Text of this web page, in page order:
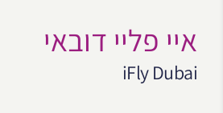
איי פליי דובאי
iFly Dubai